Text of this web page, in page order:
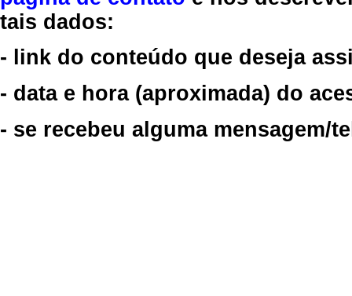
tais dados:
- link do conteúdo que deseja
- data e hora (aproximada) do
- se recebeu alguma mensagem/